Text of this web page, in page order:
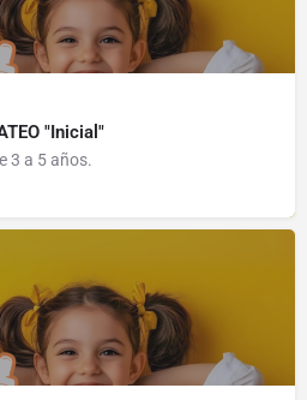
"Inicial"
3 a 5 años.